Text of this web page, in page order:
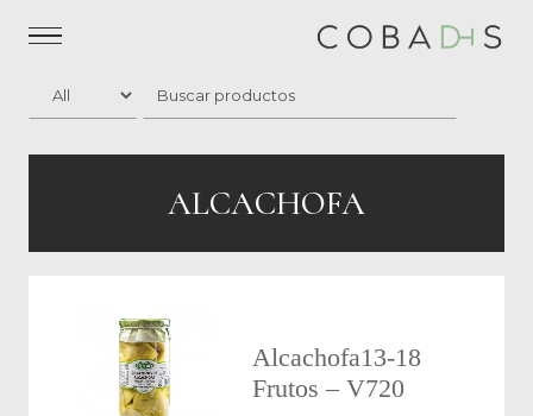
ALCACHOFA
Alcachofa13-18
Frutos – V720